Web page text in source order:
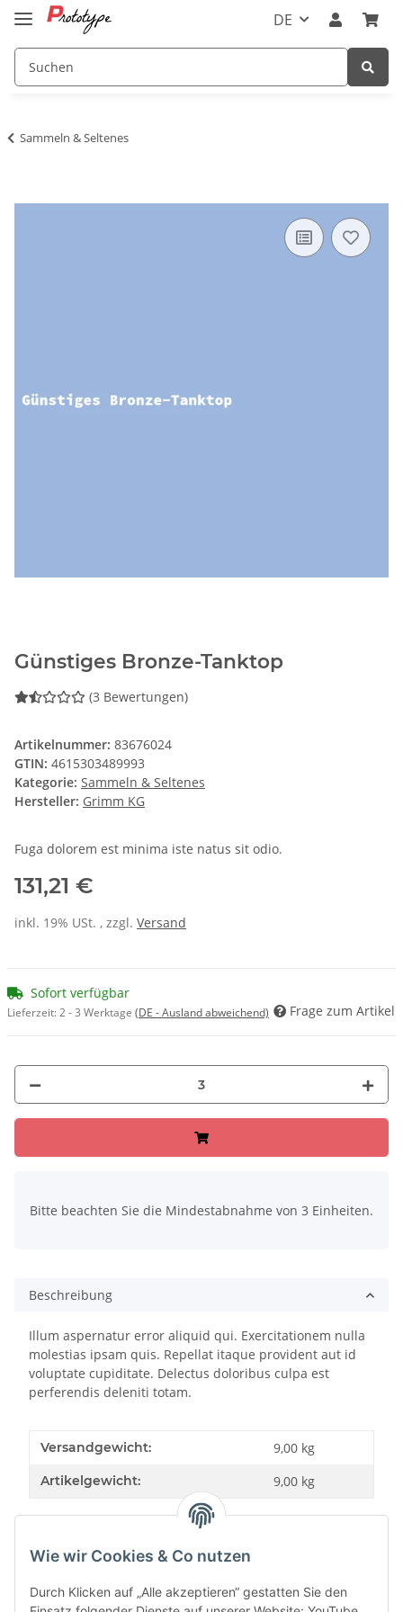
DE
Sammeln & Seltenes
Günstiges Bronze-Tanktop
(3 Bewertungen)
Artikelnummer: 83676024
GTIN: 4615303489993
Kategorie: Sammeln & Seltenes
Hersteller: Grimm KG
Fuga dolorem est minima iste natus sit odio.
131,21 €
inkl. 19% USt. , zzgl. Versand
Sofort verfügbar
Lieferzeit:2 - 3 Werktage (DE - Ausland abweichend) Frage zum Artikel
Bitte beachten Sie die Mindestabnahme von 3 Einheiten.
Beschreibung
Illum aspernatur error aliquid qui. Exercitationem nulla
molestias ipsam quis. Repellat itaque provident aut id
voluptate cupiditate. Delectus doloribus culpa est
perferendis deleniti totam.
Versandgewicht: 9,00 kg
Artikelgewicht: 9,00 kg
Bewertungen
Wie wir Cookies & Co nutzen
Durch Klicken auf „Alle akzeptieren“ gestatten Sie den